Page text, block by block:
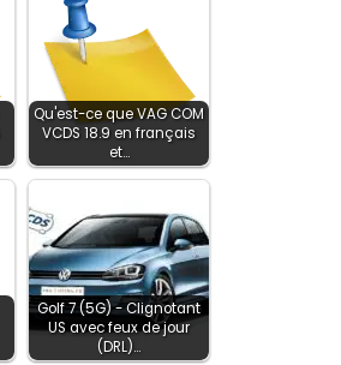
Qu'est-ce que VAG COM
VCDS 18.9 en français
et…
Golf 7 (5G) - Clignotant
US avec feux de jour
(DRL)…